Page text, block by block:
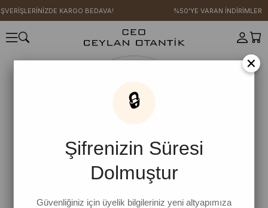
KARGO BEDAVA! %50'YE VARAN İNDİRİMLER
×
🔒
Şifrenizin Süresi
Dolmuştur
Güvenliğiniz için üyelik bilgileriniz yeni altyapımıza